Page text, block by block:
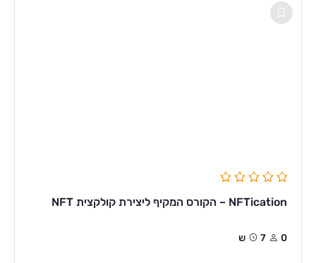
NFTication – הקורס המקיף ליצירת קולקצית NFT
0 7ש